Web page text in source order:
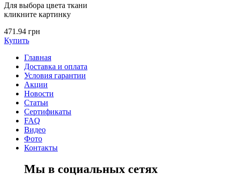
Для выбора цвета ткани
кликните картинку
471.94 грн
Купить
Главная
Доставка и оплата
Условия гарантии
Акции
Новости
Статьи
Сертификаты
FAQ
Видео
Фото
Контакты
Мы в социальных сетях